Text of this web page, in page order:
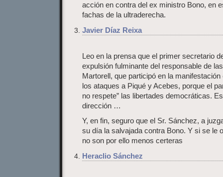
acción en contra del ex ministro Bono, en
fachas de la ultraderecha.
Javier Díaz Reixa
Leo en la prensa que el primer secretario
expulsión fulminante del responsable de
Martorell, que participó en la
los ataques a Piqué y Acebes, porque el
no respete” las libertades democráticas.
dirección …
Y, en fin, seguro que el Sr. Sánchez, a
su día la salvajada contra Bono. Y si se le
no son por ello menos certeras
Heraclio Sánchez